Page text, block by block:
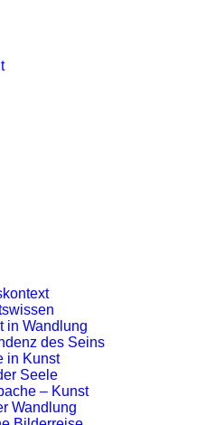
in Wandlung
des Seins
in Kunst
Seele
– Kunst
Wandlung